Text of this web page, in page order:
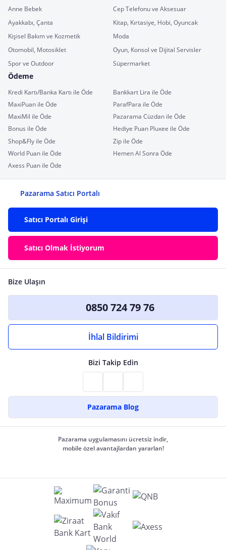
Anne Bebek
Cep Telefonu ve Aksesuar
Ayakkabı, Çanta
Kitap, Kırtasiye, Hobi, Oyuncak
Kişisel Bakım ve Kozmetik
Moda
Otomobil, Motosiklet
Oyun, Konsol ve Dijital Servisler
Spor ve Outdoor
Süpermarket
Ödeme
Kredi Kartı/Banka Kartı ile Öde
Bankkart Lira ile Öde
MaxiPuan ile Öde
ParafPara ile Öde
MaxiMil ile Öde
Pazarama Cüzdan ile Öde
Bonus ile Öde
Hediye Puan Pluxee ile Öde
Shop&Fly ile Öde
Zip ile Öde
World Puan ile Öde
Hemen Al Sonra Öde
Axess Puan ile Öde
Pazarama Satıcı Portalı
Satıcı Portalı Girişi
Satıcı Olmak İstiyorum
Bize Ulaşın
0850 724 79 76
İhlal Bildirimi
Bizi Takip Edin
Pazarama Blog
Pazarama uygulamasını ücretsiz indir,
mobile özel avantajlardan yararlan!